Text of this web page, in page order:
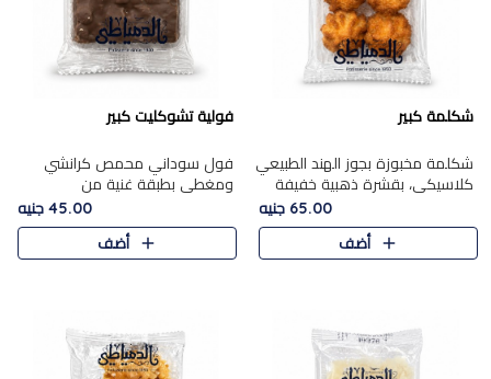
شكلمة كبير
شكلمة مخبوزة بجوز الهند الطبيعي
كلاسيكي، بقشرة ذهبية خفيفة
وقلب طري رطب يذوب في الفم،
تمنحك المذاق الشرقي الحلو الأصيل
التقليدي في كل لقمة.
65.00 جنيه
أضف
فولية تشوكليت كبير
فول سوداني محمص كرانشي
ومغطى بطبقة غنية من
الشوكولاتة، يجمع بين طعم
القرمشة الأصيلة الكلاسكيكية
التقليدية للفول السوداني وحلاوة
45.00 جنيه
أضف